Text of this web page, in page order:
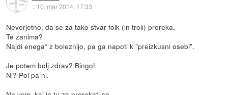
:: 10. mar 2014, 17:33
Neverjetno, da se za tako stvar folk (in troli) prereka.
Te zanima?
Najdi enega* z boleznijo, pa ga napoti k "preizkusni osebi".
Je potem bolj zdrav? Bingo!
Ni? Pol pa ni.